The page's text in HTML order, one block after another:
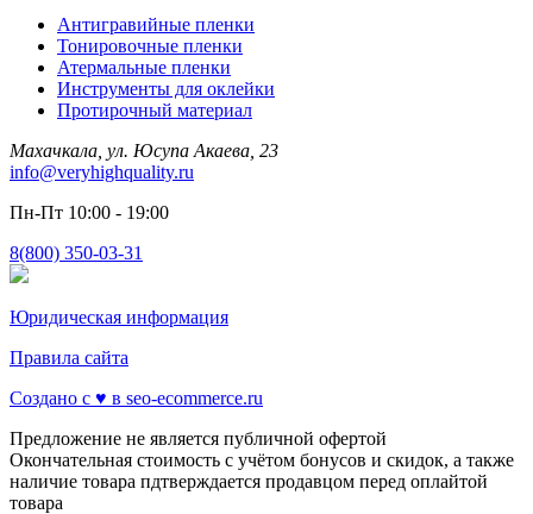
Антигравийные пленки
Тонировочные пленки
Атермальные пленки
Инструменты для оклейки
Протирочный материал
Махачкала, ул. Юсупа Акаева, 23
info@veryhighquality.ru
Пн-Пт 10:00 - 19:00
8(800) 350-03-31
Юридическая информация
Правила сайта
Создано с ♥️ в seo-ecommerce.ru
Предложение не является публичной офертой
Окончательная стоимость с учётом бонусов и скидок, а также
наличие товара пдтверждается продавцом перед оплайтой
товара